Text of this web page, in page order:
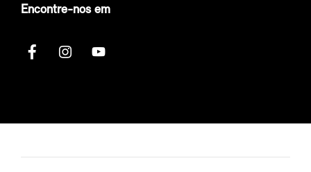
Encontre-nos em